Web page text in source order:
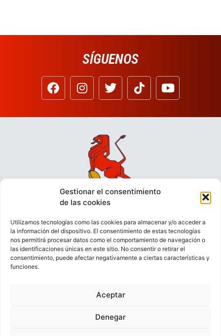
Gestionar el consentimiento
de las cookies
Utilizamos tecnologías como las cookies para almacenar y/o acceder a
la información del dispositivo. El consentimiento de estas tecnologías
nos permitirá procesar datos como el comportamiento de navegación o
las identificaciones únicas en este sitio. No consentir o retirar el
consentimiento, puede afectar negativamente a ciertas características y
funciones.
Aceptar
Denegar
SÍGUENOS
VIDEOCONFERENCIAS
POLÍTICA DE PRIVACIDAD
CONTACTO